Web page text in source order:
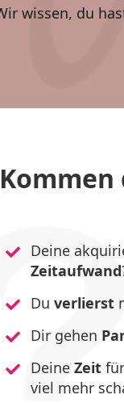
wissen, du
Deine
Zeitaufwand
Du verlierst
Dir gehen
Deine Zeit für
viel mehr